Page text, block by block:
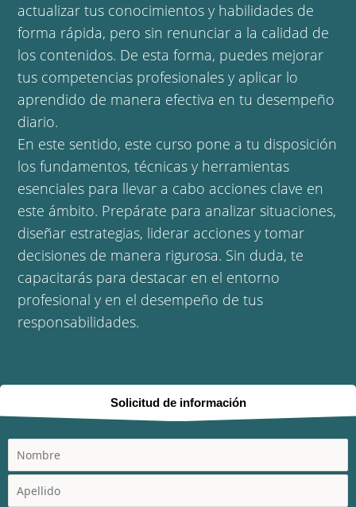
actualizar tus conocimientos y habilidades de
forma rápida, pero sin renunciar a la calidad de
los contenidos. De esta forma, puedes mejorar
tus competencias profesionales y aplicar lo
aprendido de manera efectiva en tu desempeño
diario.
En este sentido, este curso pone a tu disposición
los fundamentos, técnicas y herramientas
esenciales para llevar a cabo acciones clave en
este ámbito. Prepárate para analizar situaciones,
diseñar estrategias, liderar acciones y tomar
decisiones de manera rigurosa. Sin duda, te
capacitarás para destacar en el entorno
profesional y en el desempeño de tus
responsabilidades.
Solicitud de información